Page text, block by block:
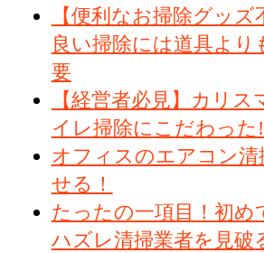
【便利なお掃除グッズ
良い掃除には道具より
要
【経営者必見】カリス
イレ掃除にこだわった
オフィスのエアコン
せる！
たったの一項目！初め
ハズレ清掃業者を見破